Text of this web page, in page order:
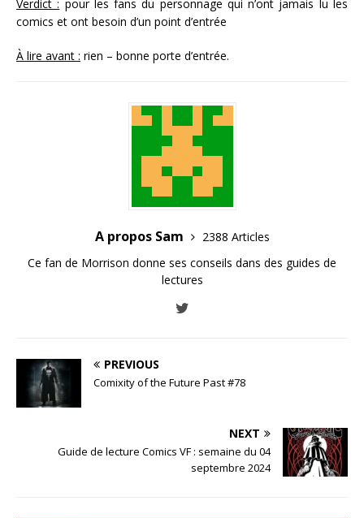
Verdict : pour les fans du personnage qui n’ont jamais lu les
comics et ont besoin d’un point d’entrée
À lire avant : rien – bonne porte d’entrée.
A propos Sam
2388 Articles
Ce fan de Morrison donne ses conseils dans des guides de
lectures
PREVIOUS
Comixity of the Future Past #78
NEXT
Guide de lecture Comics VF : semaine du 04
septembre 2024